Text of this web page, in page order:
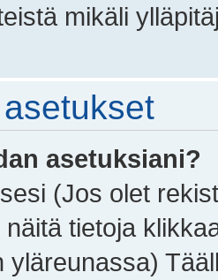
mikäli
asetuksiani?
(Jos olet
näitä tietoja
yläreunassa)